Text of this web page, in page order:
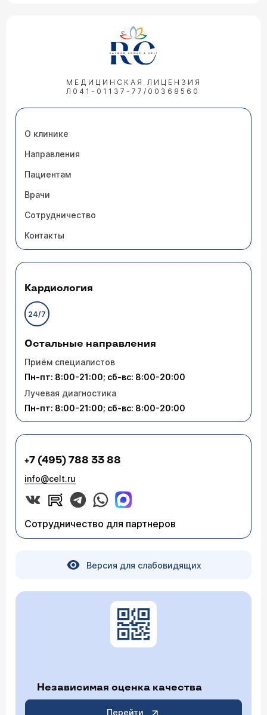
МЕДИЦИНСКАЯ ЛИЦЕНЗИЯ
Л041-01137-77/00368560
О клинике
Направления
Пациентам
Врачи
Сотрудничество
Контакты
Кардиология
24/7
Остальные направления
Приём специалистов
Пн-пт: 8:00-21:00; сб-вс: 8:00-20:00
Лучевая диагностика
Пн-пт: 8:00-21:00; сб-вс: 8:00-20:00
+7 (495) 788 33 88
info@celt.ru
Сотрудничество для партнеров
Версия для слабовидящих
Независимая оценка качества
Перейти